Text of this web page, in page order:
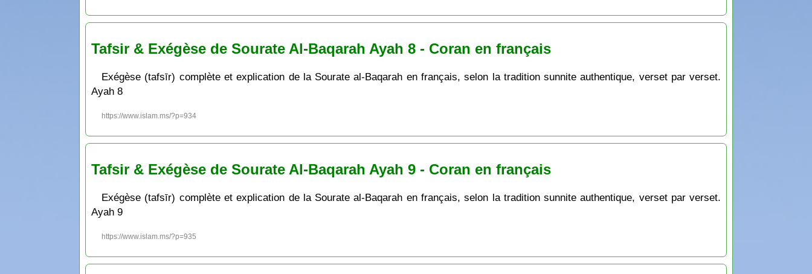
Tafsir & Exégèse de Sourate Al-Baqarah Ayah 8 - Coran en français
Exégèse (tafsīr) complète et explication de la Sourate al-Baqarah en français, selon la tradition sunnite authentique, verset par verset.
Ayah 8
https://www.islam.ms/?p=934
Tafsir & Exégèse de Sourate Al-Baqarah Ayah 9 - Coran en français
Exégèse (tafsīr) complète et explication de la Sourate al-Baqarah en français, selon la tradition sunnite authentique, verset par verset.
Ayah 9
https://www.islam.ms/?p=935